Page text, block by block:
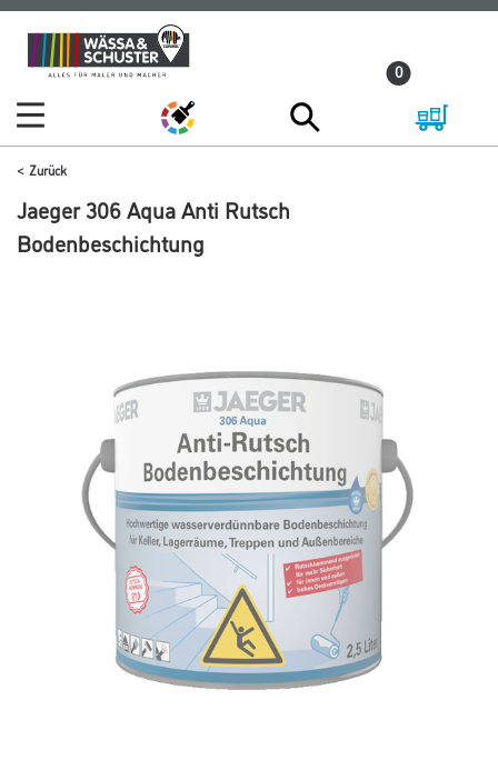
Zum
Inhalt
Zum
Navigationsmenü
0
Zurück
Jaeger 306 Aqua Anti Rutsch
Bodenbeschichtung